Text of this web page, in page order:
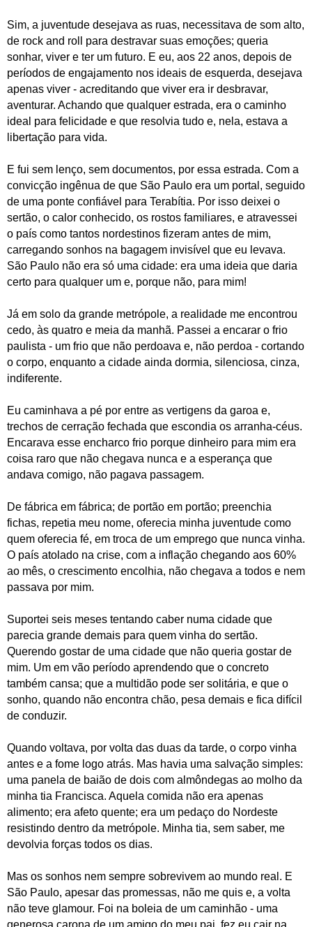
Sim, a juventude desejava as ruas, necessitava de som alto,
de rock and roll para destravar suas emoções; queria
sonhar, viver e ter um futuro. E eu, aos 22 anos, depois de
períodos de engajamento nos ideais de esquerda, desejava
apenas viver - acreditando que viver era ir desbravar,
aventurar. Achando que qualquer estrada, era o caminho
ideal para felicidade e que resolvia tudo e, nela, estava a
libertação para vida.
E fui sem lenço, sem documentos, por essa estrada. Com a
convicção ingênua de que São Paulo era um portal, seguido
de uma ponte confiável para Terabítia. Por isso deixei o
sertão, o calor conhecido, os rostos familiares, e atravessei
o país como tantos nordestinos fizeram antes de mim,
carregando sonhos na bagagem invisível que eu levava.
São Paulo não era só uma cidade: era uma ideia que daria
certo para qualquer um e, porque não, para mim!
Já em solo da grande metrópole, a realidade me encontrou
cedo, às quatro e meia da manhã. Passei a encarar o frio
paulista - um frio que não perdoava e, não perdoa - cortando
o corpo, enquanto a cidade ainda dormia, silenciosa, cinza,
indiferente.
Eu caminhava a pé por entre as vertigens da garoa e,
trechos de cerração fechada que escondia os arranha-céus.
Encarava esse encharco frio porque dinheiro para mim era
coisa raro que não chegava nunca e a esperança que
andava comigo, não pagava passagem.
De fábrica em fábrica; de portão em portão; preenchia
fichas, repetia meu nome, oferecia minha juventude como
quem oferecia fé, em troca de um emprego que nunca vinha.
O país atolado na crise, com a inflação chegando aos 60%
ao mês, o crescimento encolhia, não chegava a todos e nem
passava por mim.
Suportei seis meses tentando caber numa cidade que
parecia grande demais para quem vinha do sertão.
Querendo gostar de uma cidade que não queria gostar de
mim. Um em vão período aprendendo que o concreto
também cansa; que a multidão pode ser solitária, e que o
sonho, quando não encontra chão, pesa demais e fica difícil
de conduzir.
Quando voltava, por volta das duas da tarde, o corpo vinha
antes e a fome logo atrás. Mas havia uma salvação simples:
uma panela de baião de dois com almôndegas ao molho da
minha tia Francisca. Aquela comida não era apenas
alimento; era afeto quente; era um pedaço do Nordeste
resistindo dentro da metrópole. Minha tia, sem saber, me
devolvia forças todos os dias.
Mas os sonhos nem sempre sobrevivem ao mundo real. E
São Paulo, apesar das promessas, não me quis e, a volta
não teve glamour. Foi na boleia de um caminhão - uma
generosa carona de um amigo do meu pai, fez eu cair na